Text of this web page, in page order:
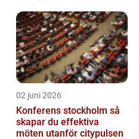
02 juni 2026
Konferens stockholm så
skapar du effektiva
möten utanför citypulsen